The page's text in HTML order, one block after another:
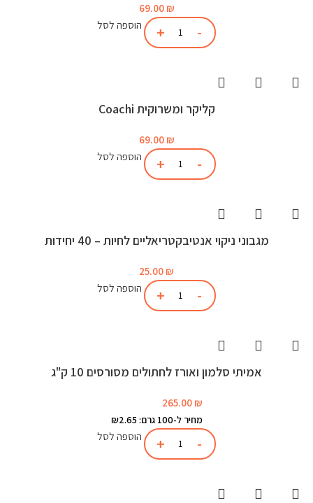
69.00 ₪
הוספה לסל
קליקר ומשרוקית Coachi
69.00 ₪
הוספה לסל
מגבוני ניקוי אנטיבקטריאליים לחיות – 40 יחידות
25.00 ₪
הוספה לסל
אמיתי סלמון ואורז לחתולים מסורסים 10 ק"ג
265.00 ₪
מחיר ל-100 גרם: ₪2.65
הוספה לסל